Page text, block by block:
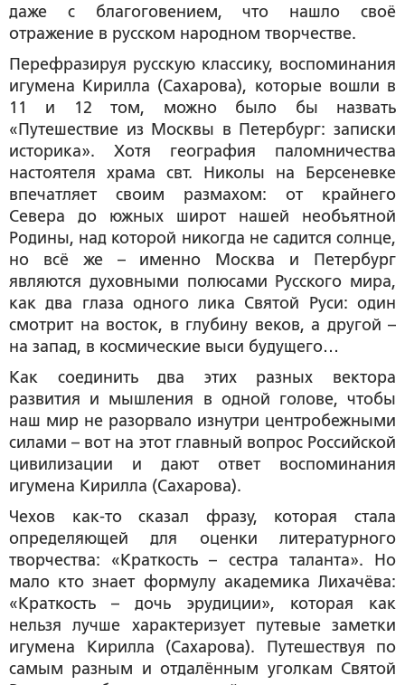
даже с благоговением, что нашло своё
отражение в русском народном творчестве.
Перефразируя русскую классику, воспоминания
игумена Кирилла (Сахарова), которые вошли в
11 и 12 том, можно было бы назвать
«Путешествие из Москвы в Петербург: записки
историка». Хотя география паломничества
настоятеля храма свт. Николы на Берсеневке
впечатляет своим размахом: от крайнего
Севера до южных широт нашей необъятной
Родины, над которой никогда не садится солнце,
но всё же – именно Москва и Петербург
являются духовными полюсами Русского мира,
как два глаза одного лика Святой Руси: один
смотрит на восток, в глубину веков, а другой –
на запад, в космические выси будущего…
Как соединить два этих разных вектора
развития и мышления в одной голове, чтобы
наш мир не разорвало изнутри центробежными
силами – вот на этот главный вопрос Российской
цивилизации и дают ответ воспоминания
игумена Кирилла (Сахарова).
Чехов как-то сказал фразу, которая стала
определяющей для оценки литературного
творчества: «Краткость – сестра таланта». Но
мало кто знает формулу академика Лихачёва:
«Краткость – дочь эрудиции», которая как
нельзя лучше характеризует путевые заметки
игумена Кирилла (Сахарова). Путешествуя по
самым разным и отдалённым уголкам Святой